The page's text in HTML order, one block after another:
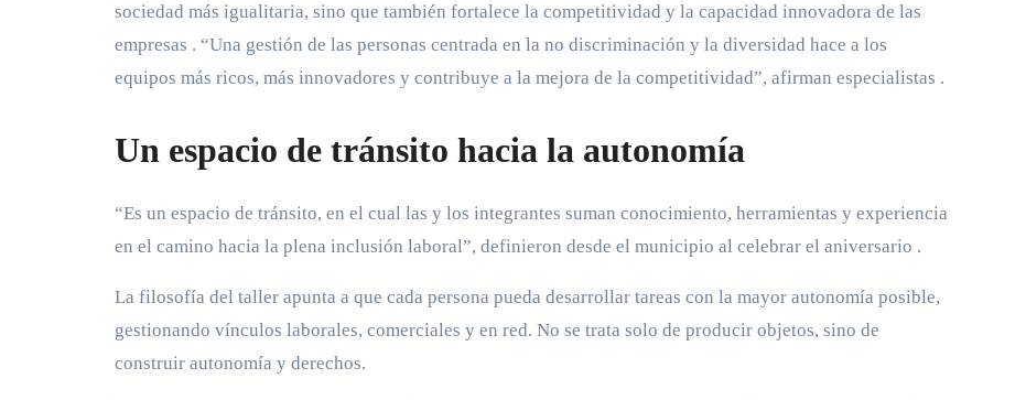
sociedad más igualitaria, sino que también fortalece la competitividad y la capacidad innovadora de las
empresas . “Una gestión de las personas centrada en la no discriminación y la diversidad hace a los
equipos más ricos, más innovadores y contribuye a la mejora de la competitividad”, afirman especialistas .
Un espacio de tránsito hacia la autonomía
“Es un espacio de tránsito, en el cual las y los integrantes suman conocimiento, herramientas y experiencia
en el camino hacia la plena inclusión laboral”, definieron desde el municipio al celebrar el aniversario .
La filosofía del taller apunta a que cada persona pueda desarrollar tareas con la mayor autonomía posible,
gestionando vínculos laborales, comerciales y en red. No se trata solo de producir objetos, sino de
construir autonomía y derechos.